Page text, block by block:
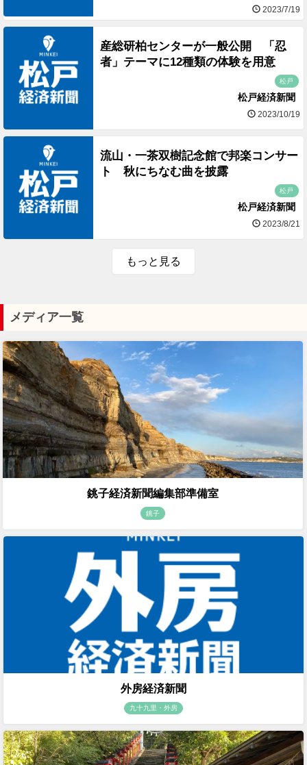
2023/7/19
産総研柏センターが一般公開 「忍
者」テーマに12種類の体験を用意
松戸
松戸経済新聞
2023/10/19
流山・一茶双樹記念館で邦楽コンサー
ト 秋にちなむ曲を披露
松戸
松戸経済新聞
2023/8/21
もっと見る
メディア一覧
銚子経済新聞編集部準備室
銚子
外房経済新聞
九十九里・外房